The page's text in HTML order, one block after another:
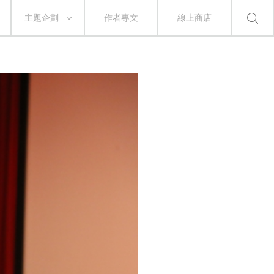
主題企劃 作者專文 線上商店